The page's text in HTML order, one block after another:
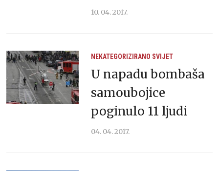
10. 04. 2017.
NEKATEGORIZIRANO SVIJET
U napadu bombaša
samoubojice
poginulo 11 ljudi
04. 04. 2017.